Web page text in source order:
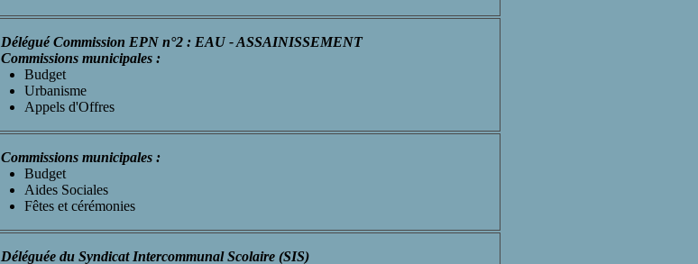
Délégué Commission EPN n°2 : EAU - ASSAINISSEMENT
Commissions municipales :
Budget
Urbanisme
Appels d'Offres
Commissions municipales :
Budget
Aides Sociales
Fêtes et cérémonies
Déléguée du Syndicat Intercommunal Scolaire (SIS)